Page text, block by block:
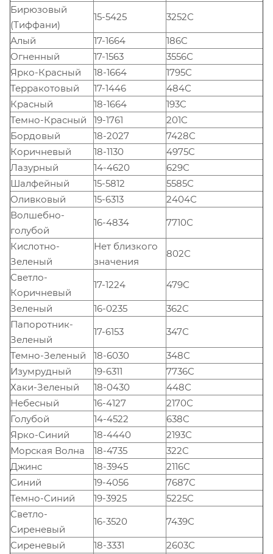
Бирюзовый
(Тиффани)
15-5425 3252С
Алый 17-1664
186C
Огненный
17-1563
3556С
Ярко-Красный
18-1664
1795С
Терракотовый
17-1446
484С
Красный
18-1664
193C
Темно-Красный
19-1761
201C
Бордовый
18-2027
7428C
Коричневый
18-1130
4975C
Лазурный
14-4620
629С
Шалфейный
15-5812
5585С
Оливковый
15-6313
2404С
Волшебно-
голубой
16-4834 7710С
Кислотно-
Зеленый
Нет близкого
значения
802С
Светло-
Коричневый
17-1224 479С
Зеленый 16-0235
362C
Папоротник-
Зеленый
17-6153 347С
Темно-Зеленый 18-6030
348С
Изумрудный
19-6311
7736C
Хаки-Зеленый
18-0430
448С
Небесный
16-4127
2170С
Голубой
14-4522
638C
Ярко-Синий
18-4440
2193С
Морская Волна
18-4735
322C
Джинс
18-3945
2116С
Синий
19-4056
7687C
Темно-Синий
19-3925
5225C
Светло-
Сиреневый
16-3520 7439С
Сиреневый 18-3331
2603С